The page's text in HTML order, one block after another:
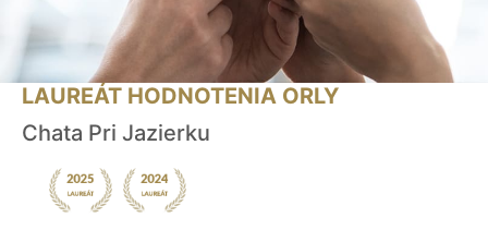
LAUREÁT HODNOTENIA ORLY
Chata Pri Jazierku